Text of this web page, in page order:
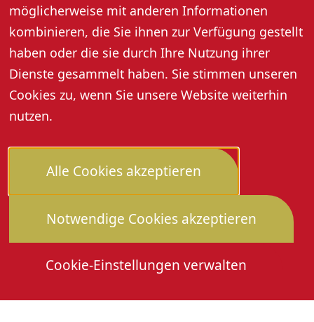
möglicherweise mit anderen Informationen
kombinieren, die Sie ihnen zur Verfügung gestellt
haben oder die sie durch Ihre Nutzung ihrer
Dienste gesammelt haben. Sie stimmen unseren
Cookies zu, wenn Sie unsere Website weiterhin
nutzen.
Alle Cookies akzeptieren
Notwendige Cookies akzeptieren
Cookie-Einstellungen verwalten
Die konkreten Veranstaltungen werden rechtzeitig
bekanntgegeben.